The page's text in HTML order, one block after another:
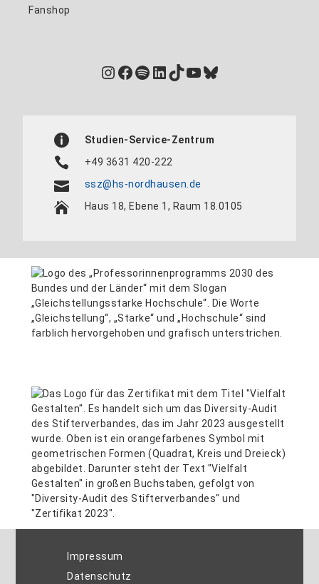
Fanshop
Instagram
Facebook
Spotify
LinkedIn
TikTok
YouTube
Bluesky
Studien-Service-Zentrum
+49 3631 420-222
ssz@hs-nordhausen.de
Haus 18, Ebene 1, Raum 18.0105
Impressum
Datenschutz